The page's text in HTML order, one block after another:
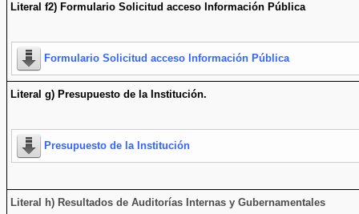
Literal f2) Formulario Solicitud acceso Información Pública
Formulario Solicitud acceso Información Pública
Literal g) Presupuesto de la Institución.
Presupuesto de la Institución
Literal h) Resultados de Auditorías Internas y Gubernamentales